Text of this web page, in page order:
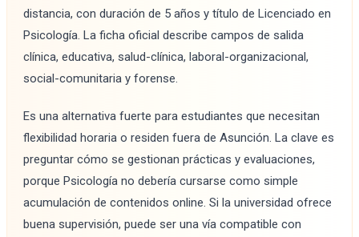
distancia, con duración de 5 años y título de Licenciado en
Psicología. La ficha oficial describe campos de salida
clínica, educativa, salud-clínica, laboral-organizacional,
social-comunitaria y forense.
Es una alternativa fuerte para estudiantes que necesitan
flexibilidad horaria o residen fuera de Asunción. La clave es
preguntar cómo se gestionan prácticas y evaluaciones,
porque Psicología no debería cursarse como simple
acumulación de contenidos online. Si la universidad ofrece
buena supervisión, puede ser una vía compatible con